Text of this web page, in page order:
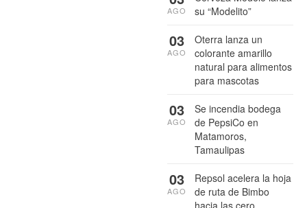
su “Modelito”
AGO
Oterra lanza un
colorante amarillo
natural para alimentos
para mascotas
03
AGO
Se incendia bodega
de PepsiCo en
Matamoros,
Tamaulipas
03
AGO
Repsol acelera la hoja
de ruta de Bimbo
hacia las cero
03
AGO